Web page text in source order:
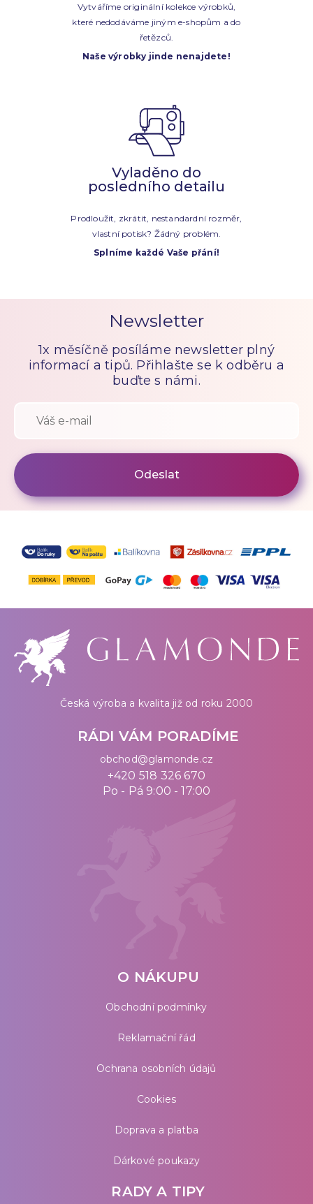
Vytváříme originální kolekce výrobků,
které nedodáváme jiným e-shopům a do
řetězců.
Naše výrobky jinde nenajdete!
Vyladěno do
posledního detailu
Prodloužit, zkrátit, nestandardní rozměr,
vlastní potisk? Žádný problém.
Splníme každé Vaše přání!
Newsletter
1x měsíčně posíláme newsletter plný
informací a tipů. Přihlašte se k odběru a
buďte s námi.
Česká výroba a kvalita již od roku 2000
RÁDI VÁM PORADÍME
obchod@glamonde.cz
+420 518 326 670
Po - Pá 9:00 - 17:00
O NÁKUPU
Obchodní podmínky
Reklamační řád
Ochrana osobních údajů
Cookies
Doprava a platba
Dárkové poukazy
RADY A TIPY